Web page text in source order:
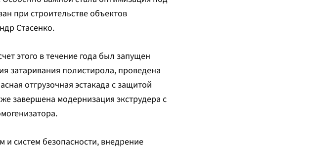
при строительстве объектов
Стасенко.
этого в течение года был запущен
затаривания полистирола, проведена
отгрузочная эстакада с защитой
завершена модернизация экструдера с
систем безопасности, внедрение